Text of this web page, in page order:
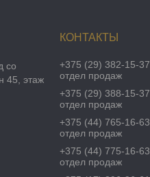
со
45, этаж
+375 (29) 382-15-37
отдел продаж
+375 (29) 388-15-37
отдел продаж
+375 (44) 765-16-63
отдел продаж
+375 (44) 775-16-63
отдел продаж